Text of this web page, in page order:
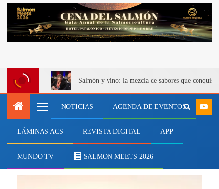
Salmón y vino: la mezcla de sabores que
NOTICIAS AGENDA DE EVENTOS
LÁMINAS ACS REVISTA DIGITAL APP
MUNDO TV SALMON MEETS 2026
Centro de Instrumentación
Oceanográfica